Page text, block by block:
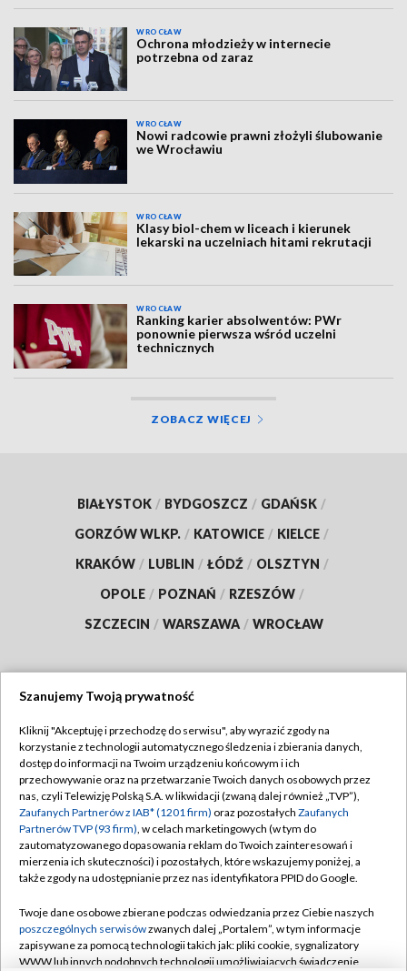
WROCŁAW
Ochrona młodzieży w internecie
potrzebna od zaraz
WROCŁAW
Nowi radcowie prawni złożyli ślubowanie
we Wrocławiu
WROCŁAW
Klasy biol-chem w liceach i kierunek
lekarski na uczelniach hitami rekrutacji
WROCŁAW
Ranking karier absolwentów: PWr
ponownie pierwsza wśród uczelni
technicznych
ZOBACZ WIĘCEJ
BIAŁYSTOK / BYDGOSZCZ / GDAŃSK /
GORZÓW WLKP. / KATOWICE / KIELCE /
KRAKÓW / LUBLIN / ŁÓDŹ / OLSZTYN /
OPOLE / POZNAŃ / RZESZÓW /
SZCZECIN / WARSZAWA / WROCŁAW
TVP
Abonament TVP
Emisja w TVP
Centrum informacji TVP
Naziemna Telewizja Cyfrowa
Rada Programowa
System NOS
Regulamin TVP
Polityka prywatności
Moje zgody
Pomoc
Kontakt
Szanujemy Twoją prywatność
Kliknij "Akceptuję i przechodzę do serwisu", aby wyrazić zgody na
korzystanie z technologii automatycznego śledzenia i zbierania danych,
dostęp do informacji na Twoim urządzeniu końcowym i ich
przechowywanie oraz na przetwarzanie Twoich danych osobowych przez
nas, czyli Telewizję Polską S.A. w likwidacji (zwaną dalej również „TVP”),
Zaufanych Partnerów z IAB* (1201 firm) oraz pozostałych Zaufanych
Partnerów TVP (93 firm), w celach marketingowych (w tym do
zautomatyzowanego dopasowania reklam do Twoich zainteresowań i
mierzenia ich skuteczności) i pozostałych, które wskazujemy poniżej, a
także zgody na udostępnianie przez nas identyfikatora PPID do Google.
Twoje dane osobowe zbierane podczas odwiedzania przez Ciebie naszych
poszczególnych serwisówzwanych dalej „Portalem”, w tym informacje
zapisywane za pomocą technologii takich jak: pliki cookie, sygnalizatory
WWW lub innych podobnych technologii umożliwiających świadczenie